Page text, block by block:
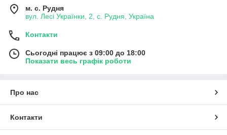
м. с. Рудня
вул. Лесі Українки, 2, с. Рудня, Україна
Контакти
Сьогодні працює з 09:00 до 18:00
Показати весь графік роботи
Про нас
Контакти